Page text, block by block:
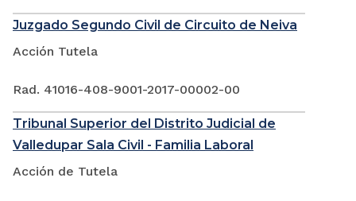
Juzgado Segundo Civil de Circuito de Neiva
Acción Tutela
Rad. 41016-408-9001-2017-00002-00
Tribunal Superior del Distrito Judicial de
Valledupar Sala Civil - Familia Laboral
Acción de Tutela